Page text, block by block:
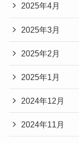
2025年4月
2025年3月
2025年2月
2025年1月
2024年12月
2024年11月